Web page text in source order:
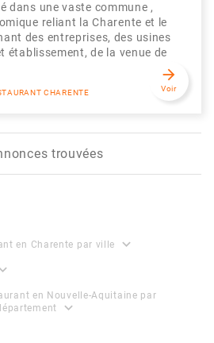
dans une vaste commune ,
reliant la Charente et le
des entreprises, des usines
établissement, de la venue de
CHARENTE
arrow_forward
Voir
trouvées
en Charente par ville expand_more
en Nouvelle-Aquitaine par
expand_more